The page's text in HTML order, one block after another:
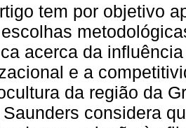
tem por objetivo
acerca da
e a
da região da
Saunders considera